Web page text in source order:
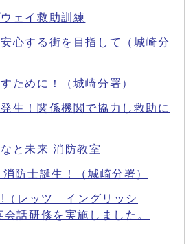
ェイ救助訓練
心する街を目指して（城崎分
ために！（城崎分署）
生！関係機関で協力し救助に
と未来 消防教室
防士誕生！（城崎分署）
レッツ イングリッシ
話研修を実施しました。